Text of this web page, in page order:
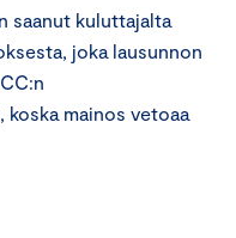
saanut kuluttajalta
joka lausunnon
mainos vetoaa